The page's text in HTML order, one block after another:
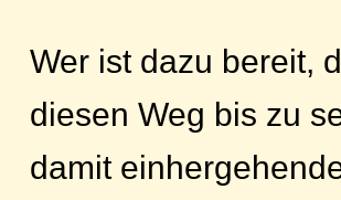
Wer ist dazu bereit,
diesen Weg bis zu
damit